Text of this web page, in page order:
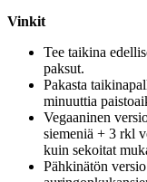
Vinkit
Tee taikina
paksut.
Pakasta
minuuttia
Vegaaninen
siemeniä + 3 rkl
kuin sekoitat
Pähkinätön